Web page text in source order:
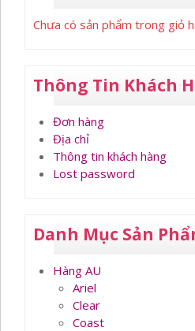
Chưa có sản phẩm trong giỏ
Thông Tin Khách
Đơn hàng
Địa chỉ
Thông tin khách hàng
Lost password
Danh Mục Sản
Hàng AU
Ariel
Clear
Coast